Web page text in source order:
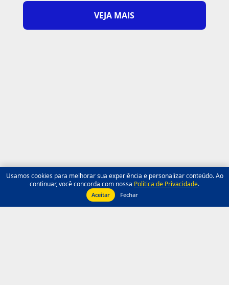
VEJA MAIS
Usamos cookies para melhorar sua experiência e personalizar conteúdo. Ao
continuar, você concorda com nossa Política de Privacidade.
Aceitar Fechar